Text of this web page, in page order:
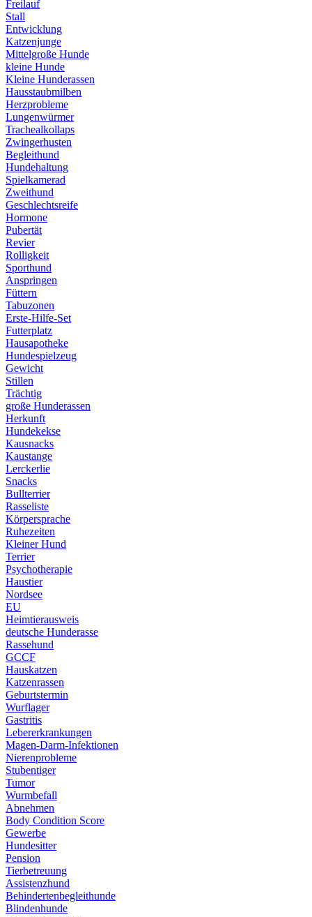
Freilauf
Stall
Entwicklung
Katzenjunge
Mittelgroße Hunde
kleine Hunde
Kleine Hunderassen
Hausstaubmilben
Herzprobleme
Lungenwürmer
Trachealkollaps
Zwingerhusten
Begleithund
Hundehaltung
Spielkamerad
Zweithund
Geschlechtsreife
Hormone
Pubertät
Revier
Rolligkeit
Sporthund
Anspringen
Füttern
Tabuzonen
Erste-Hilfe-Set
Futterplatz
Hausapotheke
Hundespielzeug
Gewicht
Stillen
Trächtig
große Hunderassen
Herkunft
Hundekekse
Kausnacks
Kaustange
Lerckerlie
Snacks
Bullterrier
Rasseliste
Körpersprache
Ruhezeiten
Kleiner Hund
Terrier
Psychotherapie
Haustier
Nordsee
EU
Heimtierausweis
deutsche Hunderasse
Rassehund
GCCF
Hauskatzen
Katzenrassen
Geburtstermin
Wurflager
Gastritis
Lebererkrankungen
Magen-Darm-Infektionen
Nierenprobleme
Stubentiger
Tumor
Wurmbefall
Abnehmen
Body Condition Score
Gewerbe
Hundesitter
Pension
Tierbetreuung
Assistenzhund
Behindertenbegleithunde
Blindenhunde